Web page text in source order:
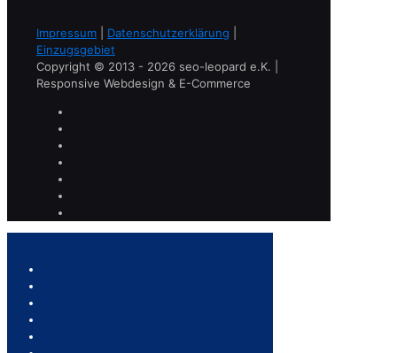
Impressum Datenschutzerklärung
Einzugsgebiet
Copyright © 2013 - 2026 seo-leopard e.K. |
Responsive Webdesign & E-Commerce